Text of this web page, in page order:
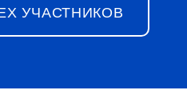
УЧАСТНИКОВ